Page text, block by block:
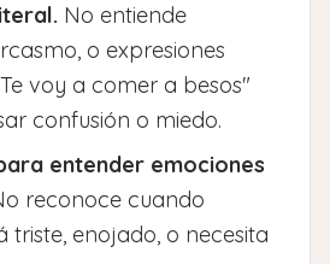
No entiende
o expresiones
voy a comer a besos"
confusión o miedo.
entender emociones
reconoce cuando
triste, enojado, o necesita